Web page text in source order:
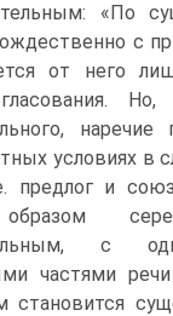
«По
с
от него
наречие
условиях в
предлог и
с
частями
становится